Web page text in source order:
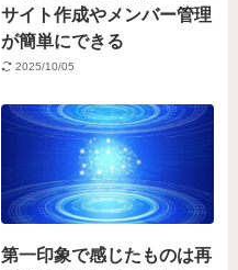
サイト作成やメンバー管理
が簡単にできる
2025/10/05
第一印象で感じたものは再